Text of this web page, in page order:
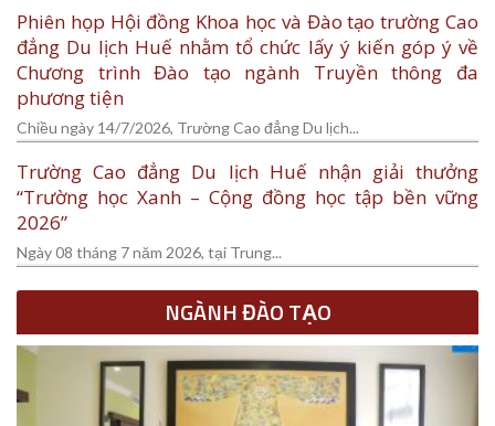
Phiên họp Hội đồng Khoa học và Đào tạo trường Cao
đẳng Du lịch Huế nhằm tổ chức lấy ý kiến góp ý về
Chương trình Đào tạo ngành Truyền thông đa
phương tiện
Chiều ngày 14/7/2026, Trường Cao đẳng Du lịch...
Trường Cao đẳng Du lịch Huế nhận giải thưởng
“Trường học Xanh – Cộng đồng học tập bền vững
2026”
Ngày 08 tháng 7 năm 2026, tại Trung...
NGÀNH ĐÀO TẠO